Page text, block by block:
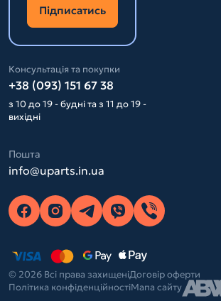
Підписатись
Консультація та покупки
+38 (093) 151 67 38
з 10 до 19 - будні та з 11 до 19 -
вихідні
Пошта
info@uparts.in.ua
© 2026 Всі права захищеніДоговір оферти
Політика конфіденційностіМапа сайту